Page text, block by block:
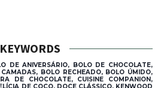
KEYWORDS
DE ANIVERSÁRIO, BOLO DE CHOCOLATE,
BOLO RECHEADO, BOLO ÚMIDO,
DE CHOCOLATE, CUISINE COMPANION,